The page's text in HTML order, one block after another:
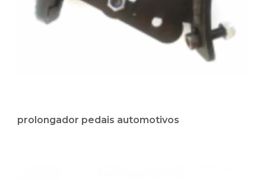
prolongador pedais automotivos